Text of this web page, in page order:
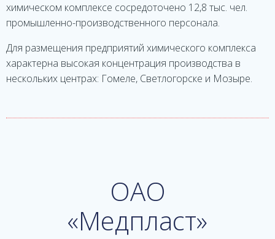
химическом комплексе сосредоточено 12,8 тыс. чел.
промышленно-производственного персонала.
Для размещения предприятий химического комплекса
характерна высокая концентрация производства в
нескольких центрах: Гомеле, Светлогорске и Мозыре.
ОАО
«Медпласт»